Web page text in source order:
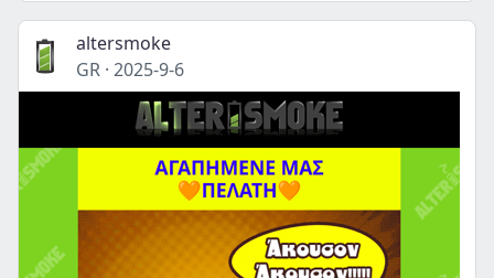
altersmoke
GR · 2025-9-6